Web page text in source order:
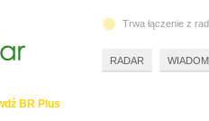
BR Plus
Trwa łączenie z
RADAR